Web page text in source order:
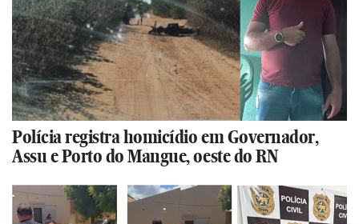
Polícia registra homicídio em Governador,
Assu e Porto do Mangue, oeste do RN